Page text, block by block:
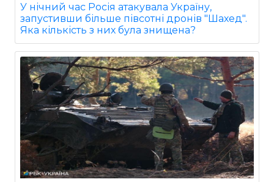
У нічний час Росія атакувала Україну,
запустивши більше півсотні дронів "Шахед".
Яка кількість з них була знищена?